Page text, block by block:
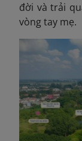
đời và trải
vòng tay mẹ.